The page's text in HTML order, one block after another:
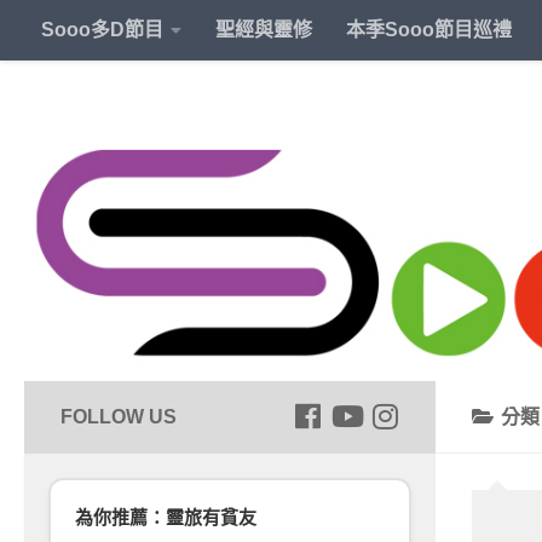
Sooo多D節目 聖經與靈修 本季Sooo節目巡禮
分
為你推薦：靈旅有貧友